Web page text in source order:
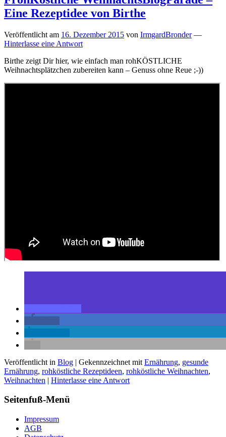
Eine Rezeptidee von Birthe
Veröffentlicht am 16. Dezember 2015 von IrmgardBronder —
Hinterlasse eine Antwort
Birthe zeigt Dir hier, wie einfach man rohKÖSTLICHE
Weihnachtsplätzchen zubereiten kann – Genuss ohne Reue ;-))
Veröffentlicht in Blog | Gekennzeichnet mit Ernährung, gesunde
Ernährung, rohköstliche Rezeptideen, rohköstliche Weihnachten,
Weihnachten | Hinterlasse eine Antwort
Seitenfuß-Menü
Impressum
AGB